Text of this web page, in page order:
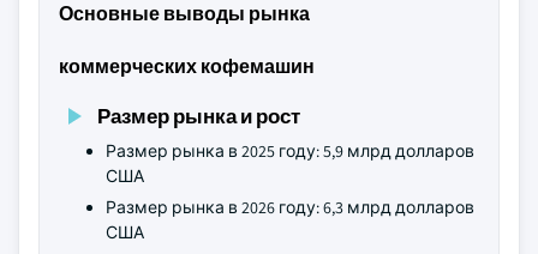
Основные выводы рынка
коммерческих кофемашин
Размер рынка и рост
Размер рынка в 2025 году: 5,9 млрд долларов
США
Размер рынка в 2026 году: 6,3 млрд долларов
США